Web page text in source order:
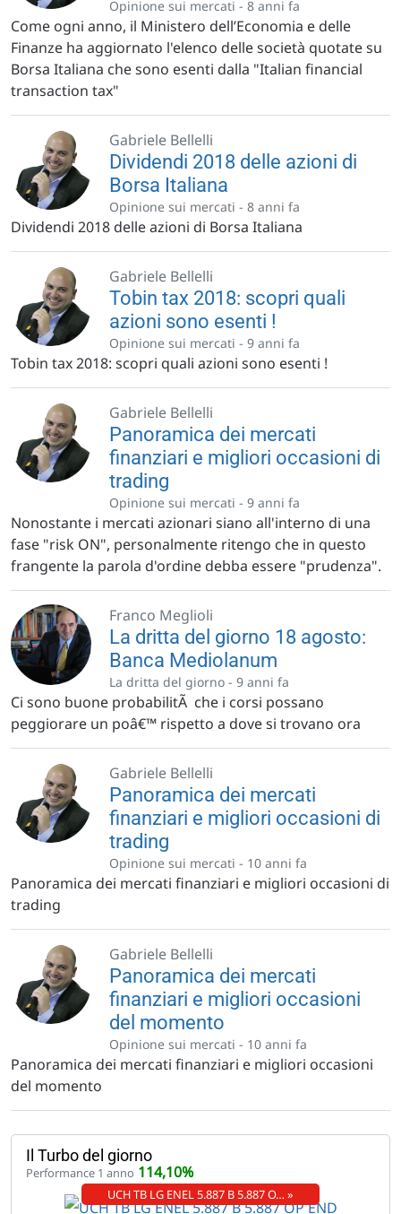
Opinione sui mercati - 8 anni fa
Come ogni anno, il Ministero dell’Economia e delle
Finanze ha aggiornato l'elenco delle società quotate su
Borsa Italiana che sono esenti dalla "Italian financial
transaction tax"
Gabriele Bellelli
Dividendi 2018 delle azioni di
Borsa Italiana
Opinione sui mercati - 8 anni fa
Dividendi 2018 delle azioni di Borsa Italiana
Gabriele Bellelli
Tobin tax 2018: scopri quali
azioni sono esenti !
Opinione sui mercati - 9 anni fa
Tobin tax 2018: scopri quali azioni sono esenti !
Gabriele Bellelli
Panoramica dei mercati
finanziari e migliori occasioni di
trading
Opinione sui mercati - 9 anni fa
Nonostante i mercati azionari siano all'interno di una
fase "risk ON", personalmente ritengo che in questo
frangente la parola d'ordine debba essere "prudenza".
Franco Meglioli
La dritta del giorno 18 agosto:
Banca Mediolanum
La dritta del giorno - 9 anni fa
Ci sono buone probabilitÃ che i corsi possano
peggiorare un poâ€™ rispetto a dove si trovano ora
Gabriele Bellelli
Panoramica dei mercati
finanziari e migliori occasioni di
trading
Opinione sui mercati - 10 anni fa
Panoramica dei mercati finanziari e migliori occasioni di
trading
Gabriele Bellelli
Panoramica dei mercati
finanziari e migliori occasioni
del momento
Opinione sui mercati - 10 anni fa
Panoramica dei mercati finanziari e migliori occasioni
del momento
Il Turbo del giorno
Performance 1 anno 114,10%
UCH TB LG ENEL 5.887 B 5.887 O… »